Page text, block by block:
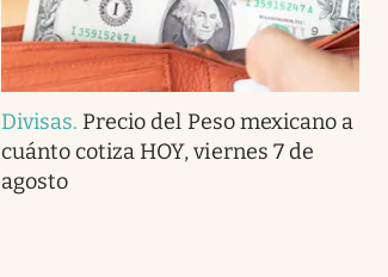
Divisas. Precio del Peso mexicano a
cuánto cotiza HOY, viernes 7 de
agosto